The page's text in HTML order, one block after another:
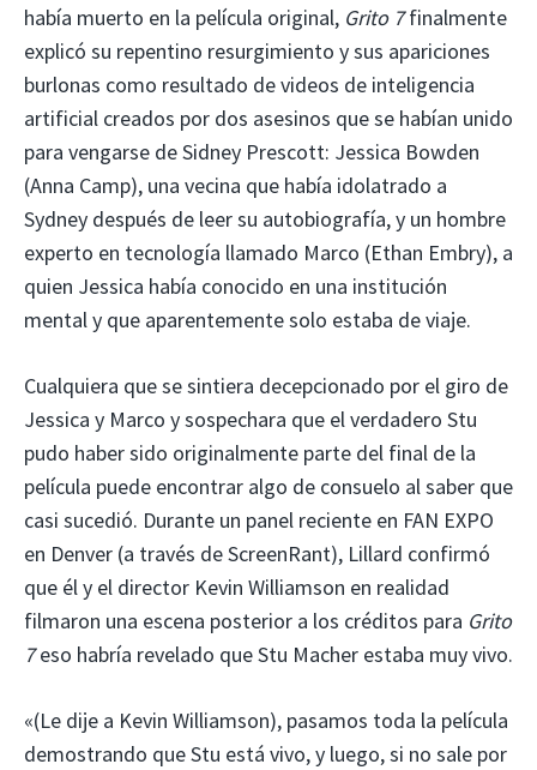
había muerto en la película original, Grito 7finalmente
explicó su repentino resurgimiento y sus apariciones
burlonas como resultado de videos de inteligencia
artificial creados por dos asesinos que se habían unido
para vengarse de Sidney Prescott: Jessica Bowden
(Anna Camp), una vecina que había idolatrado a
Sydney después de leer su autobiografía, y un hombre
experto en tecnología llamado Marco (Ethan Embry), a
quien Jessica había conocido en una institución
mental y que aparentemente solo estaba de viaje.
Cualquiera que se sintiera decepcionado por el giro de
Jessica y Marco y sospechara que el verdadero Stu
pudo haber sido originalmente parte del final de la
película puede encontrar algo de consuelo al saber que
casi sucedió. Durante un panel reciente en FAN EXPO
en Denver (a través de ScreenRant), Lillard confirmó
que él y el director Kevin Williamson en realidad
filmaron una escena posterior a los créditos para Grito
7eso habría revelado que Stu Macher estaba muy vivo.
«(Le dije a Kevin Williamson), pasamos toda la película
demostrando que Stu está vivo, y luego, si no sale por